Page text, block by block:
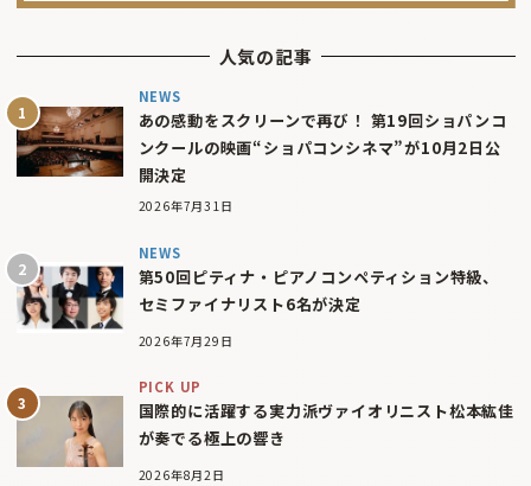
人気の記事
NEWS
あの感動をスクリーンで再び！ 第19回ショパンコ
ンクールの映画“ショパコンシネマ”が10月2日公
開決定
2026年7月31日
NEWS
第50回ピティナ・ピアノコンペティション特級、
セミファイナリスト6名が決定
2026年7月29日
PICK UP
国際的に活躍する実力派ヴァイオリニスト松本紘佳
が奏でる極上の響き
2026年8月2日